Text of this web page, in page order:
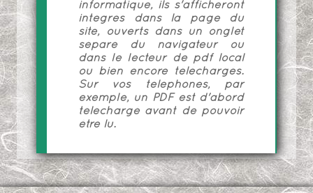
informatique, ils s'afficheront
intégrés dans la page du
site, ouverts dans un onglet
séparé du navigateur ou
dans le lecteur de pdf local
ou bien encore téléchargés.
Sur vos téléphones, par
exemple, un PDF est d'abord
téléchargé avant de pouvoir
être lu.